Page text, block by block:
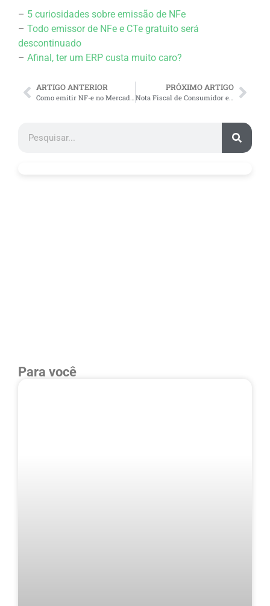
– 5 curiosidades sobre emissão de NFe
– Todo emissor de NFe e CTe gratuito será
descontinuado
– Afinal, ter um ERP custa muito caro?
ARTIGO ANTERIOR
Como emitir NF-e no Mercado Livre?
PRÓXIMO ARTIGO
Nota Fiscal de Consumidor eletrônica já vale no Rio Grande do Norte
Para você